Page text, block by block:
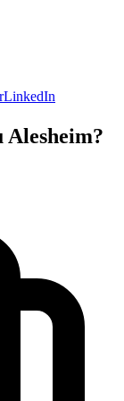
LinkedIn
Alesheim?